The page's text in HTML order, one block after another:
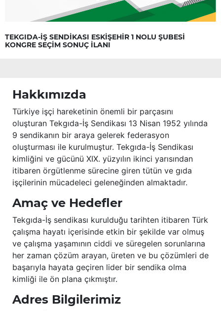
TEKGIDA-İŞ SENDİKASI ESKİŞEHİR 1 NOLU ŞUBESİ
KONGRE SEÇİM SONUÇ İLANI
Hakkımızda
Türkiye işçi hareketinin önemli bir parçasını
oluşturan Tekgıda-İş Sendikası 13 Nisan 1952 yılında
9 sendikanın bir araya gelerek federasyon
oluşturması ile kurulmuştur. Tekgıda-İş Sendikası
kimliğini ve gücünü XIX. yüzyılın ikinci yarısından
itibaren örgütlenme sürecine giren tütün ve gıda
işçilerinin mücadeleci geleneğinden almaktadır.
Amaç ve Hedefler
Tekgıda-İş sendikası kurulduğu tarihten itibaren Türk
çalışma hayatı içerisinde etkin bir şekilde var olmuş
ve çalışma yaşamının ciddi ve süregelen sorunlarına
her zaman çözüm arayan, üreten ve bu çözümleri de
başarıyla hayata geçiren lider bir sendika olma
kimliği ile ön plana çıkmıştır.
Adres Bilgilerimiz